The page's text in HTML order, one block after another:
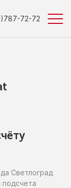
72-72
Светлоград